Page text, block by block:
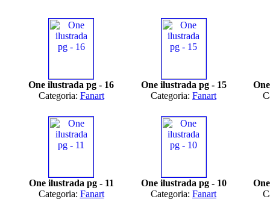
One ilustrada pg - 16
Categoria: Fanart
One ilustrada pg - 15
Categoria: Fanart
One ilustrada pg - 11
Categoria: Fanart
One ilustrada pg - 10
Categoria: Fanart